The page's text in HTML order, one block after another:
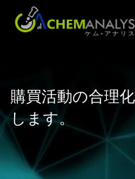
購買活動の合理
します。